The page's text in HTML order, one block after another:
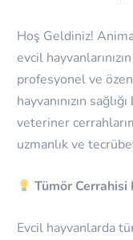
Hoş Geldiniz!
evcil
profesyonel ve
hayvanınızın
veteriner
uzmanlık ve
Tümör Cerrahisi
Evcil hayvanlarda